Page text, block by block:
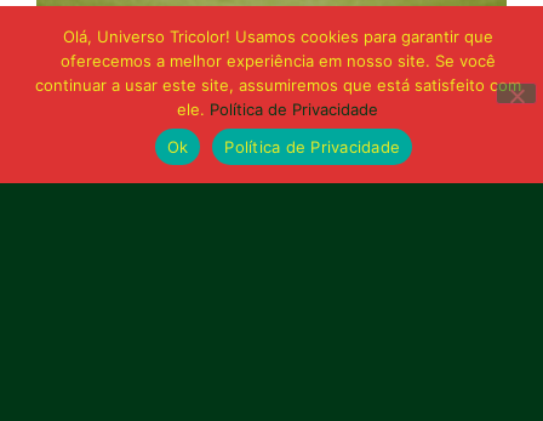
21 de junho de 2026
Sampaio é superado pelo Trem no Castelão
e buscará reação em Macapá
Olá, Universo Tricolor! Usamos cookies para garantir que
oferecemos a melhor experiência em nosso site. Se você
continuar a usar este site, assumiremos que está satisfeito com
ele. Política de Privacidade
Ok
Política de Privacidade